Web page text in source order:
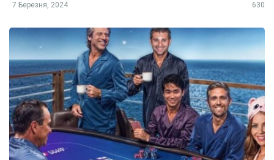
7 Березня, 2024 630